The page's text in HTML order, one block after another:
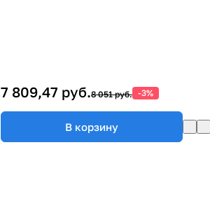
7 809,47 руб.8 051 руб. -3%
В корзину